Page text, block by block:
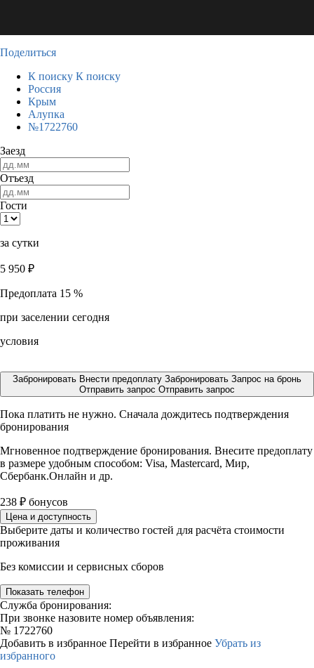
Поделиться
К поиску К поиску
Россия
Крым
Алупка
№1722760
Заезд
Отъезд
Гости
за сутки
5 950 ₽
Предоплата 15 %
при заселении сегодня
условия
Забронировать Внести предоплату Забронировать Запрос на бронь
Отправить запрос Отправить запрос
Пока платить не нужно. Сначала дождитесь подтверждения
бронирования
Мгновенное подтверждение бронирования. Внесите предоплату
в размере удобным способом: Visa, Mastercard, Мир,
Сбербанк.Онлайн и др.
238 ₽ бонусов
Цена и доступность
Выберите даты и количество гостей для расчёта стоимости
проживания
Без комиссии и сервисных сборов
Показать телефон
Служба бронирования:
При звонке назовите номер объявления:
№ 1722760
Добавить в избранное Перейти в избранное Убрать из
избранного